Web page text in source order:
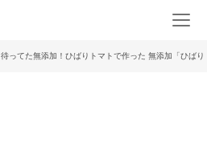
待ってた無添加！ひばりトマトで作った 無添加「ひば